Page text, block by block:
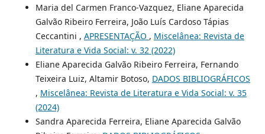
Maria del Carmen Franco-Vazquez, Eliane Aparecida
Galvão Ribeiro Ferreira, João Luís Cardoso Tápias
Ceccantini , APRESENTAÇÃO , Miscelânea: Revista de
Literatura e Vida Social: v. 32 (2022)
Eliane Aparecida Galvão Ribeiro Ferreira, Fernando
Teixeira Luiz, Altamir Botoso, DADOS BIBLIOGRÁFICOS
, Miscelânea: Revista de Literatura e Vida Social: v. 35
(2024)
Sandra Aparecida Ferreira, Eliane Aparecida Galvão